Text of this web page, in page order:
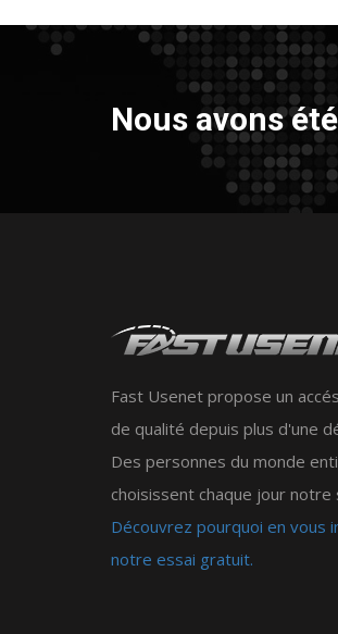
Nous avons
Fast Usenet propose un
de qualité depuis plus d'une
Des personnes du monde
choisissent chaque jour notre
Découvrez pourquoi en vous
notre essai gratuit.